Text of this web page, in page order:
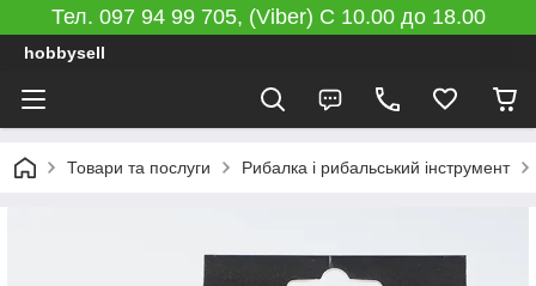
Тел. 097 94 99 705, (Viber) C 10.00 до 18.00
hobbysell
Товари та послуги Рибалка і рибальський інструмент